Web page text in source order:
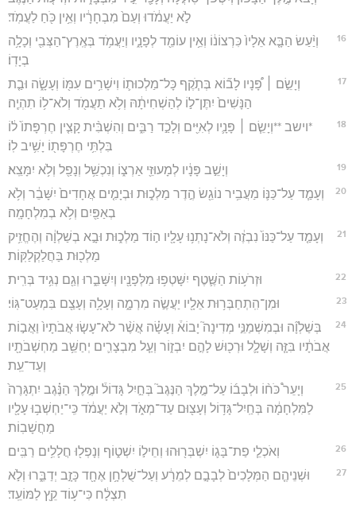
לֹ֣א יַעֲמֹ֔דוּ וְעַם֙ מִבְחָרָ֔יו וְאֵ֥ין כֹּ֖חַ לַעֲמֹֽד׃
16
וְיַ֨עַשׂ הַבָּ֤א אֵלָיו֙ כִּרְצוֹנ֔וֹ וְאֵ֥ין עוֹמֵ֖ד לְפָנָ֑יו וְיַעֲמֹ֥ד בְּאֶֽרֶץ־הַצְּבִ֖י וְכָלָ֥ה
בְיָדֽוֹ׃
17
וְיָשֵׂ֣ם ׀ פָּ֠נָיו לָב֞וֹא בְּתֹ֧קֶף כָּל־מַלְכוּת֛וֹ וִישָׁרִ֥ים עִמּ֖וֹ וְעָשָׂ֑ה וּבַ֤ת
הַנָּשִׁים֙ יִתֶּן־ל֣וֹ לְהַשְׁחִיתָ֔הּ וְלֹ֥א תַעֲמֹ֖ד וְלֹא־ל֥וֹ תִהְיֶֽה׃
18
*וישב **וְיָשֵׂ֧ם ׀ פָּנָ֛יו לְאִיִּ֖ים וְלָכַ֣ד רַבִּ֑ים וְהִשְׁבִּ֨ית קָצִ֤ין חֶרְפָּתוֹ֙ ל֔וֹ
בִּלְתִּ֥י חֶרְפָּת֖וֹ יָשִׁ֥יב לֽוֹ׃
19 וְיָשֵׁ֣ב פָּנָ֔יו לְמָעוּזֵּ֖י אַרְצ֑וֹ וְנִכְשַׁ֥ל וְנָפַ֖ל וְלֹ֥א יִמָּצֵֽא׃
20
וְעָמַ֧ד עַל־כַּנּ֛וֹ מַעֲבִ֥יר נוֹגֵ֖שׂ הֶ֣דֶר מַלְכ֑וּת וּבְיָמִ֤ים אֲחָדִים֙ יִשָּׁבֵ֔ר וְלֹ֥א
בְאַפַּ֖יִם וְלֹ֥א בְמִלְחָמָֽה׃
21
וְעָמַ֤ד עַל־כַּנּוֹ֙ נִבְזֶ֔ה וְלֹא־נָתְנ֥וּ עָלָ֖יו ה֣וֹד מַלְכ֑וּת וּבָ֣א בְשַׁלְוָ֔ה וְהֶחֱזִ֥יק
מַלְכ֖וּת בַּחֲלַקְלַקּֽוֹת׃
22 וּזְרֹע֥וֹת הַשֶּׁ֛טֶף יִשָּׁטְפ֥וּ מִלְּפָנָ֖יו וְיִשָּׁבֵ֑רוּ וְגַ֖ם נְגִ֥יד בְּרִֽית׃
23 וּמִן־הִֽתְחַבְּר֥וּת אֵלָ֖יו יַעֲשֶׂ֣ה מִרְמָ֑ה וְעָלָ֥ה וְעָצַ֖ם בִּמְעַט־גּֽוֹי׃
24
בְּשַׁלְוָ֞ה וּבְמִשְׁמַנֵּ֣י מְדִינָה֮ יָבוֹא֒ וְעָשָׂ֗ה אֲשֶׁ֨ר לֹא־עָשׂ֤וּ אֲבֹתָיו֙ וַאֲב֣וֹת
אֲבֹתָ֔יו בִּזָּ֧ה וְשָׁלָ֛ל וּרְכ֖וּשׁ לָהֶ֣ם יִבְז֑וֹר וְעַ֧ל מִבְצָרִ֛ים יְחַשֵּׁ֥ב מַחְשְׁבֹתָ֖יו
וְעַד־עֵֽת׃
25
וְיָעֵר֩ כֹּח֨וֹ וּלְבָב֜וֹ עַל־מֶ֣לֶךְ הַנֶּגֶב֮ בְּחַ֣יִל גָּדוֹל֒ וּמֶ֣לֶךְ הַנֶּ֗גֶב יִתְגָּרֶה֙
לַמִּלְחָמָ֔ה בְּחַֽיִל־גָּד֥וֹל וְעָצ֖וּם עַד־מְאֹ֑ד וְלֹ֣א יַעֲמֹ֔ד כִּֽי־יַחְשְׁב֥וּ עָלָ֖יו
מַחֲשָׁבֽוֹת׃
26 וְאֹכְלֵ֧י פַת־בָּג֛וֹ יִשְׁבְּר֖וּהוּ וְחֵיל֣וֹ יִשְׁט֑וֹף וְנָפְל֖וּ חֲלָלִ֥ים רַבִּֽים׃
27
וּשְׁנֵיהֶ֤ם הַמְּלָכִים֙ לְבָבָ֣ם לְמֵרָ֔ע וְעַל־שֻׁלְחָ֥ן אֶחָ֖ד כָּזָ֣ב יְדַבֵּ֑רוּ וְלֹ֣א
תִצְלָ֔ח כִּי־ע֥וֹד קֵ֖ץ לַמּוֹעֵֽד׃